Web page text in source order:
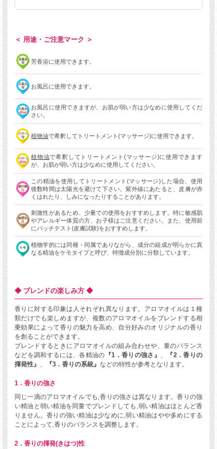
＜ 用途・ご注意マーク ＞
芳香浴に使用できます。
お風呂に使用できます。
お風呂に使用できますが、お肌が弱い方は少なめに使用してくだ
さい。
植物油で希釈してトリートメント(マッサージ)に使用できます。
植物油で希釈してトリートメント(マッサージ)に使用できます
が、お肌が弱い方は少なめに使用してください。
この精油を使用してトリートメント(マッサージ)した場合、使用
後数時間は太陽光を避けて下さい。紫外線にあたると、皮膚が赤
くはれたり、しみになったりすることがあります。
刺激性があるため、少量での使用をおすすめします。特に敏感肌
やアレルギー体質の方、お子様はご注意ください。また、使用前
にパッチテスト(皮膚試験)をおすすめします。
植物学的には同種・同属でありながら、成分の組成が明らかに異
なる精油をケモタイプと呼び、特徴成分別に分類しています。
◆ ブレンドの楽しみ方 ◆
香りに対する印象は人それぞれ異なります。アロマオイルは１種
類だけでも楽しめますが、複数のアロマオイルをブレンドする相
乗効果によって香りの魅力を高め、自分好みのオリジナルの香り
を創ることができます。
ブレンドするときにアロマオイルの組み合わせや、量のバランス
などを調和するには、各精油の 『1．香りの強さ』 、
『2．香りの
揮発性』 、 『3．香りの系統』 などの特性が参考となります。
1．香りの強さ
同じ一滴のアロマオイルでも,香りの強さは異なります。香りの強
い精油と弱い精油を同量でブレンドしても,弱い精油はほとんど香
りません。香りの強い精油は少なめに,弱い精油はやや多めにする
ことによって,香りのバランスを調整します。
2．香りの揮発(きはつ)性